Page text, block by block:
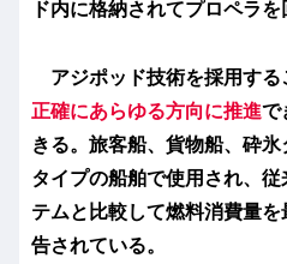
ド内に格納されてプロペラを
アジポッド技術を採用する
正確にあらゆる方向に推進で
きる。旅客船、貨物船、砕
タイプの船舶で使用され、
テムと比較して燃料消費量
告されている。